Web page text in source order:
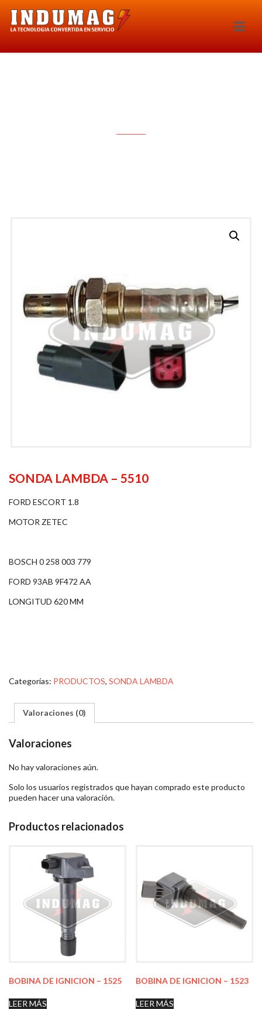
SONDA LAMBDA – 5510
FORD ESCORT 1.8
MOTOR ZETEC
BOSCH 0 258 003 779
FORD 93AB 9F472 AA
LONGITUD 620 MM
Categorías: PRODUCTOS, SONDA LAMBDA
Valoraciones (0)
Valoraciones
No hay valoraciones aún.
Solo los usuarios registrados que hayan comprado este producto
pueden hacer una valoración.
Productos relacionados
BOBINA DE IGNICION – 1525
LEER MÁS
BOBINA DE IGNICION – 1523
LEER MÁS